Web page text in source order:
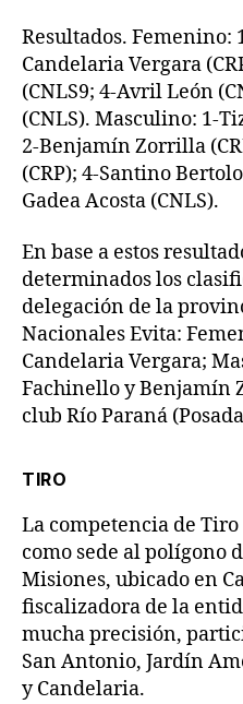
Resultados. Femenino:
Candelaria Vergara
(CNLS9; 4-Avril León
(CNLS). Masculino: 1-
2-Benjamín Zorrilla
(CRP); 4-Santino
Gadea Acosta (CNLS).
En base a estos
determinados los
delegación de la
Nacionales Evita:
Candelaria Vergara;
Fachinello y Benjamín
club Río Paraná
TIRO
La competencia de
como sede al polígono
Misiones, ubicado en
fiscalizadora de la
mucha precisión,
San Antonio, Jardín
y Candelaria.